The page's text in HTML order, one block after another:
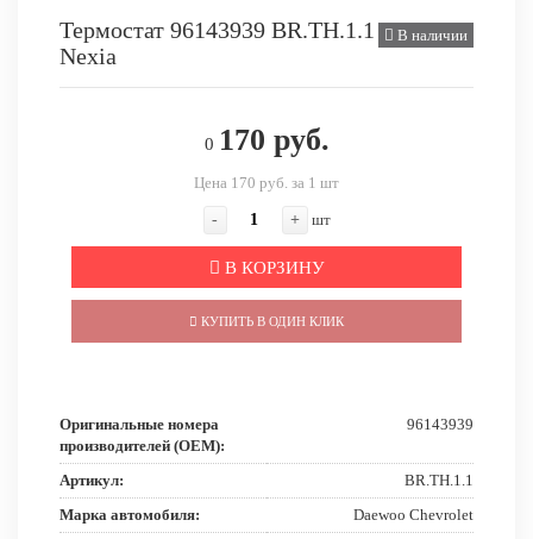
В наличии
Термостат 96143939 BR.TH.1.1
Nexia
0 170 руб.
Цена 170 руб. за 1 шт
- + шт
В КОРЗИНУ
КУПИТЬ В ОДИН КЛИК
Оригинальные номера
производителей (OEM):
96143939
Артикул:
BR.TH.1.1
Марка автомобиля:
Daewoo Chevrolet